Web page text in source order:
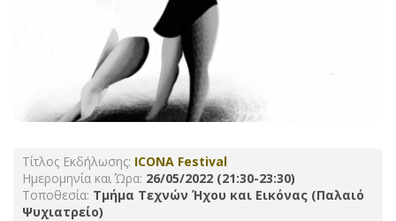
Τίτλος Εκδήλωσης: ICONA Festival
Ημερομηνία και Ώρα: 26/05/2022 (21:30-23:30)
Τοποθεσία: Τμήμα Τεχνών Ήχου και Εικόνας (Παλαιό
Ψυχιατρείο)